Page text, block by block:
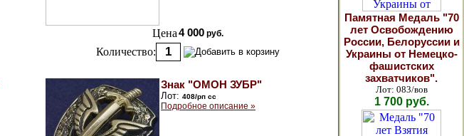
Цена4 000 руб.
Количество:
Знак "ОМОН ЗУБР"
Лот: 408/рп сс
Подробное описание »
Памятная Медаль "70
лет Освобождению
России, Белоруссии и
Украины от Немецко-
фашистских
захватчиков".
Лот: 083/вов
1 700 руб.